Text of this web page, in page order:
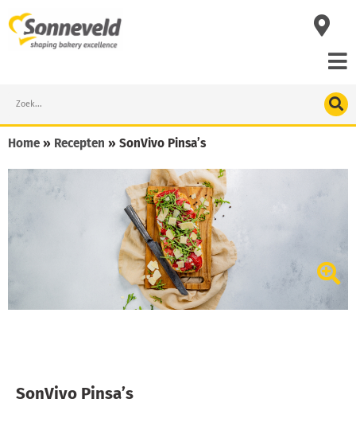
to
content
Search
Home » Recepten » SonVivo Pinsa’s
SonVivo Pinsa’s